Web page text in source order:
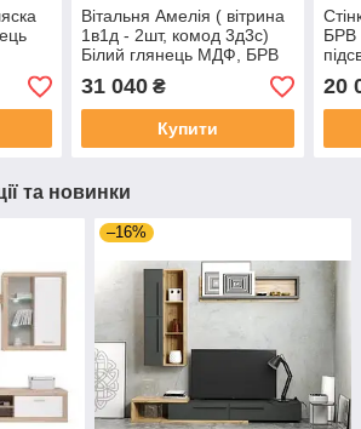
Вітальня Амелія ( вітрина
1в1д - 2шт, комод 3д3с)
Білий глянець МДФ, БРВ
31 040₴
Купити
БРВ
20
та новинки
–16%